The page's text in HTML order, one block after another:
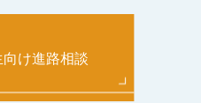
け進路相談